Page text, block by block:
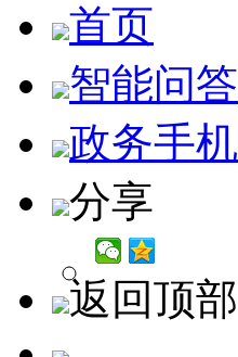
首页
智能问答
政务手机
分享
返回顶部